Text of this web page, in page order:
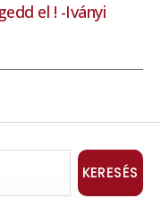
el ! -Iványi